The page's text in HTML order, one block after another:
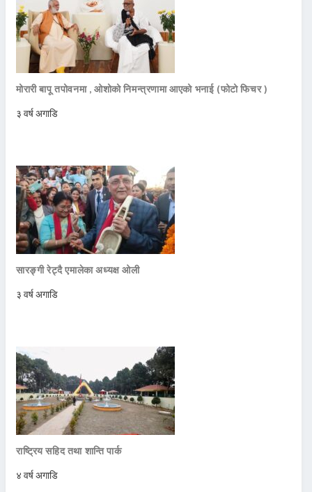
मोरारी बापू तपोवनमा , ओशोको निमन्त्रणामा आएको भनाई (फोटो फिचर )
३ वर्ष अगाडि
सारङ्गी रेट्दै एमालेका अध्यक्ष ओली
३ वर्ष अगाडि
राष्ट्रिय सहिद तथा शान्ति पार्क
४ वर्ष अगाडि